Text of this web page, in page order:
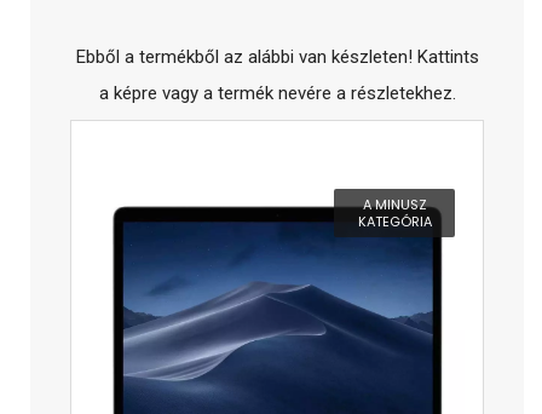
Ebből a termékből az alábbi van készleten! Kattints
a képre vagy a termék nevére a részletekhez.
A MINUSZ
KATEGÓRIA